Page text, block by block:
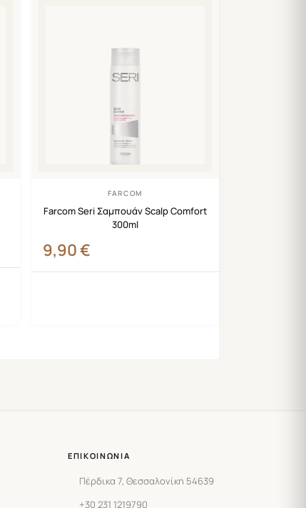
FARCOM
Farcom Seri Σαμπουάν Scalp Comfort
300ml
9,90€
ΕΠΙΚΟΙΝΩΝΊΑ
Πέρδικα 7, Θεσσαλονίκη 54639
+30 231 1219790